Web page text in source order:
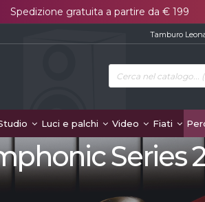
Spedizione gratuita a partire da € 199
Tamburo
Luci e palchi Video Fiati
Series